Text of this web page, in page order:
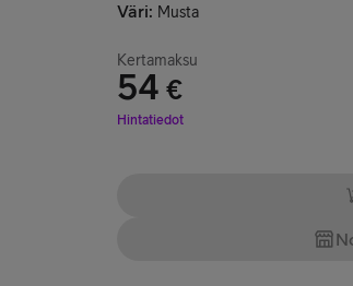
Väri: Musta
Kertamaksu
54 €
Hinta 54 €
Hintatiedot